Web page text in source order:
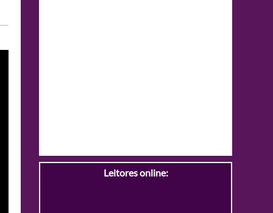
Leitores online: